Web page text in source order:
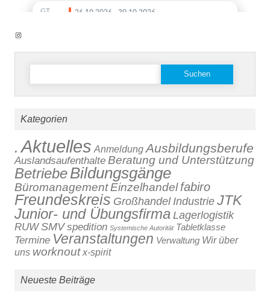
Instagram
Suchen
Kategorien
. Aktuelles Anmeldung Ausbildungsberufe
Auslandsaufenthalte Beratung und Unterstützung
BetriebeBildungsgänge
Büromanagement Einzelhandel fabiro
Freundeskreis Großhandel Industrie JTK
Junior- und Übungsfirma Lagerlogistik
RUW SMV spedition Systemische Autorität Tabletklasse
Termine Veranstaltungen Verwaltung Wir über
uns worknout x-spirit
Neueste Beiträge